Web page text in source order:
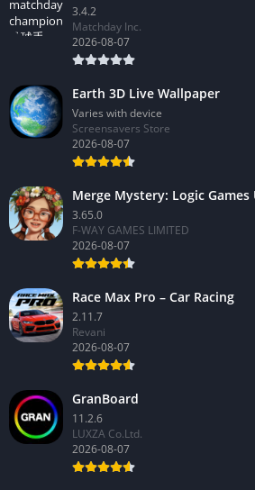
3.4.2
Matchday Inc.
2026-08-07
Earth 3D Live Wallpaper
Varies with device
Screensavers Store
2026-08-07
Merge Mystery: Logic
3.65.0
F-WAY GAMES LIMITED
2026-08-07
Race Max Pro – Car Racing
2.11.7
Revani
2026-08-07
GranBoard
11.2.6
LUXZA Co.Ltd.
2026-08-07